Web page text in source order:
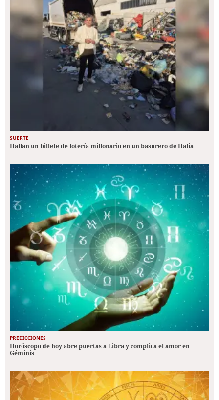
SUERTE
Hallan un billete de lotería millonario en un basurero de Italia
PREDICCIONES
Horóscopo de hoy abre puertas a Libra y complica el amor en
Géminis